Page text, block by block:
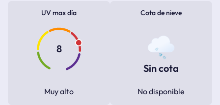
UV max día
8
Muy alto
Cota de nieve
Sin cota
No disponible